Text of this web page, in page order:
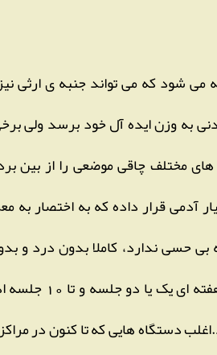
می شود که می تواند جنبه ی ارثی
به وزن ایده آل خود برسد ولی
مختلف چاقی موضعی را از بین
آدمی قرار داده که به اختصار به
حسی ندارد، کاملا بدون درد و
عارضه می باشد و پروب های دستگاه روی سطح پوست
دستگاه هایی که تا کنون در